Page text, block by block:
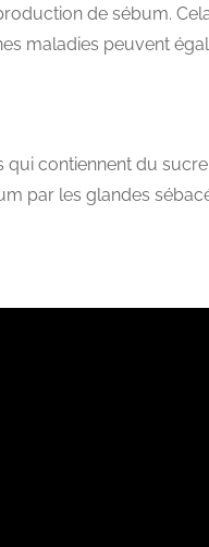
de sébum.
maladies peuvent
contiennent du
par les glandes